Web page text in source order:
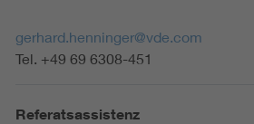
gerhard.henninger@vde.com
Tel. +49 69 6308-451
Referatsassistenz